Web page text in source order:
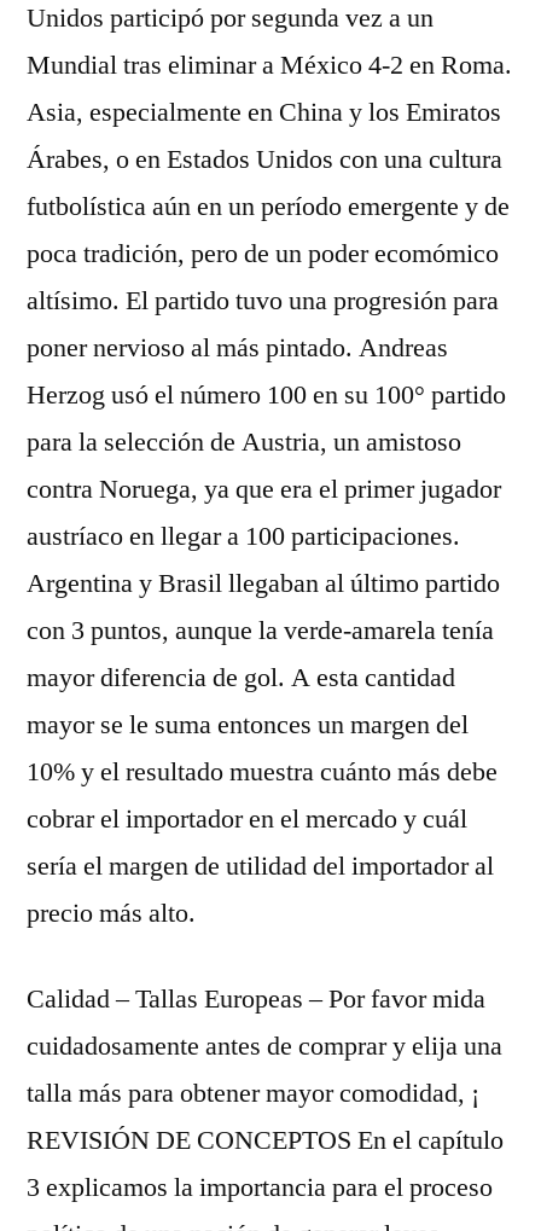
Unidos participó por segunda vez a un
Mundial tras eliminar a México 4-2 en Roma.
Asia, especialmente en China y los Emiratos
Árabes, o en Estados Unidos con una cultura
futbolística aún en un período emergente y de
poca tradición, pero de un poder ecomómico
altísimo. El partido tuvo una progresión para
poner nervioso al más pintado. Andreas
Herzog usó el número 100 en su 100° partido
para la selección de Austria, un amistoso
contra Noruega, ya que era el primer jugador
austríaco en llegar a 100 participaciones.
Argentina y Brasil llegaban al último partido
con 3 puntos, aunque la verde-amarela tenía
mayor diferencia de gol. A esta cantidad
mayor se le suma entonces un margen del
10% y el resultado muestra cuánto más debe
cobrar el importador en el mercado y cuál
sería el margen de utilidad del importador al
precio más alto.
Calidad – Tallas Europeas – Por favor mida
cuidadosamente antes de comprar y elija una
talla más para obtener mayor comodidad, ¡
REVISIÓN DE CONCEPTOS En el capítulo
3 explicamos la importancia para el proceso